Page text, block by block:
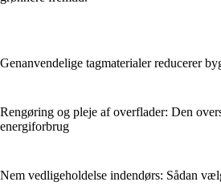
Genanvendelige tagmaterialer reducerer
Rengøring og pleje af overflader: Den
energiforbrug
Nem vedligeholdelse indendørs: Sådan